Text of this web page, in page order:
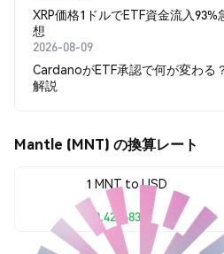
XRP価格1ドルでETF資金流入
想
2026-08-09
CardanoがETF承認で何が変わる
解説
Mantle (MNT) の換算レート
1 MNT to USD
$0.425683